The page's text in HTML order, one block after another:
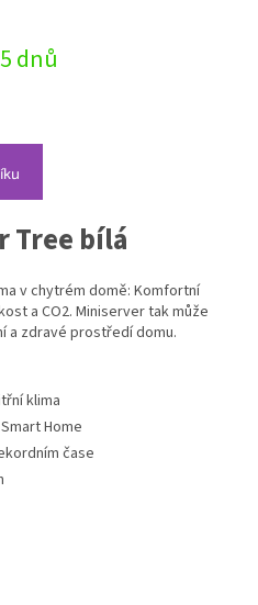
dnů
Tree bílá
v chytrém domě: Komfortní
a CO2. Miniserver tak může
a zdravé prostředí domu.
klima
Home
čase